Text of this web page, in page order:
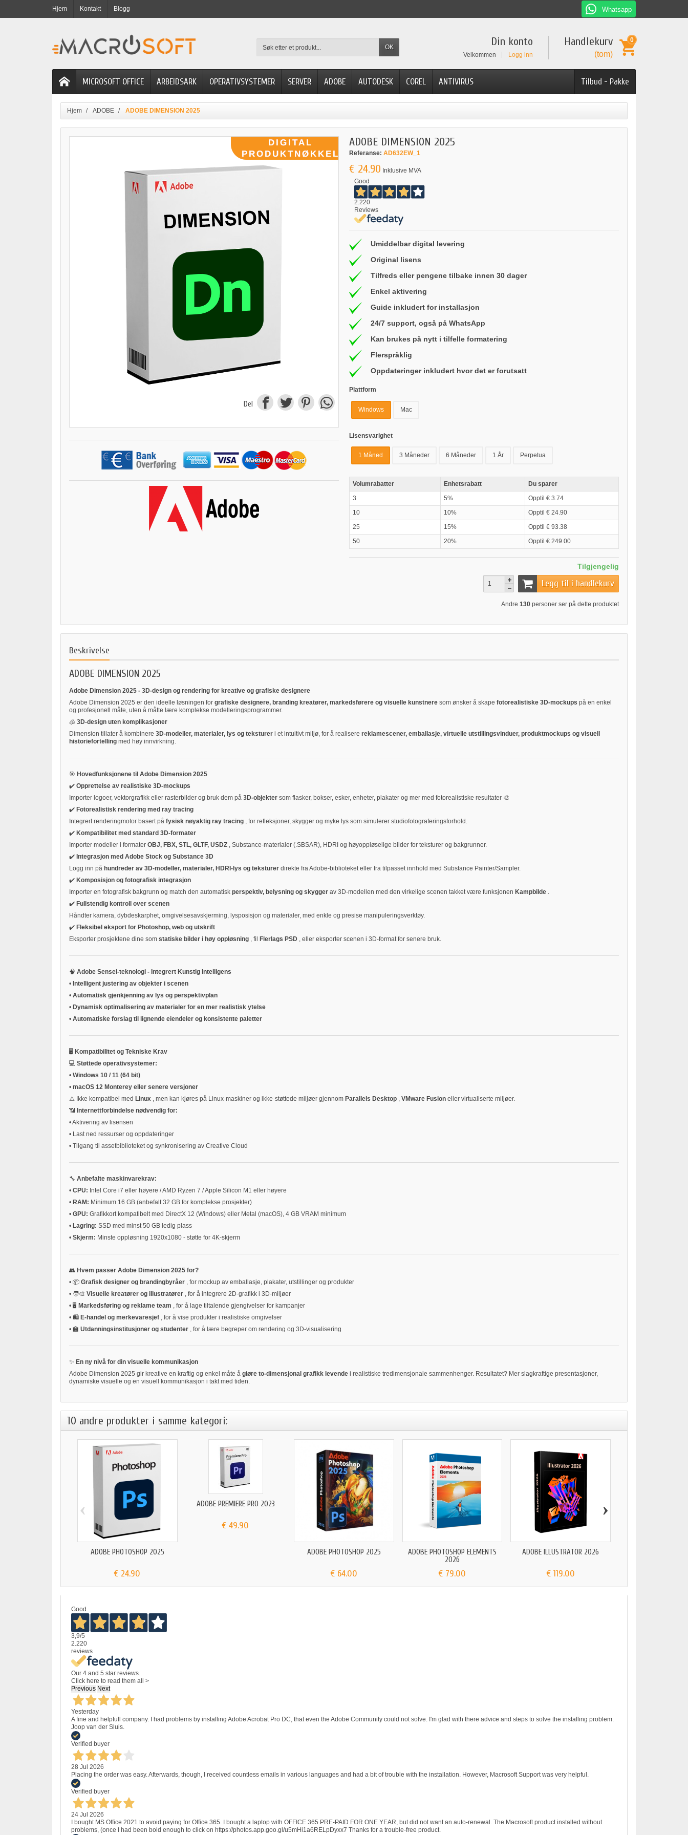
Hjem Kontakt Blogg Whatsapp
OK Handlekurv
(tom)
0
Din konto
Velkommen Logg inn
Tilbud - Pakke
MICROSOFT OFFICE ARBEIDSARK OPERATIVSYSTEMER SERVER ADOBE AUTODESK COREL ANTIVIRUS
Hjem ADOBE ADOBE DIMENSION 2025
Del
ADOBE DIMENSION 2025
Referanse: AD632EW_1
€ 24.90 Inklusive MVA
Good
2.220
Reviews
Umiddelbar digital levering
Original lisens
Tilfreds eller pengene tilbake innen 30 dager
Enkel aktivering
Guide inkludert for installasjon
24/7 support, også på WhatsApp
Kan brukes på nytt i tilfelle formatering
Flerspråklig
Oppdateringer inkludert hvor det er forutsatt
Plattform
Windows Mac
Lisensvarighet
1 Måned 3 Måneder 6 Måneder 1 År Perpetua
Volumrabatter Enhetsrabatt
Du sparer
3
5%
Opptil € 3.74
10
10%
Opptil € 24.90
25
15%
Opptil € 93.38
50
20% Opptil € 249.00
Tilgjengelig
Legg til i handlekurv
Andre 130 personer ser på dette produktet
Beskrivelse
ADOBE DIMENSION 2025
Adobe Dimension 2025 - 3D-design og rendering for kreative og grafiske designere
Adobe Dimension 2025 er den ideelle løsningen for grafiske designere, branding kreatører, markedsførere og visuelle kunstnere som ønsker å skape fotorealistiske 3D-mockups på en enkel
og profesjonell måte, uten å måtte lære komplekse modelleringsprogrammer.
🧊 3D-design uten komplikasjoner
Dimension tillater å kombinere 3D-modeller, materialer, lys og teksturer i et intuitivt miljø, for å realisere reklamescener, emballasje, virtuelle utstillingsvinduer, produktmockups og visuell
historiefortelling med høy innvirkning.
🎯 Hovedfunksjonene til Adobe Dimension 2025
✔️ Opprettelse av realistiske 3D-mockups
Importer logoer, vektorgrafikk eller rasterbilder og bruk dem på 3D-objekter som flasker, bokser, esker, enheter, plakater og mer med fotorealistiske resultater 🎨
✔️ Fotorealistisk rendering med ray tracing
Integrert renderingmotor basert på fysisk nøyaktig ray tracing , for refleksjoner, skygger og myke lys som simulerer studiofotograferingsforhold.
✔️ Kompatibilitet med standard 3D-formater
Importer modeller i formater OBJ, FBX, STL, GLTF, USDZ , Substance-materialer (.SBSAR), HDRI og høyoppløselige bilder for teksturer og bakgrunner.
✔️ Integrasjon med Adobe Stock og Substance 3D
Logg inn på hundreder av 3D-modeller, materialer, HDRI-lys og teksturer direkte fra Adobe-biblioteket eller fra tilpasset innhold med Substance Painter/Sampler.
✔️ Komposisjon og fotografisk integrasjon
Importer en fotografisk bakgrunn og match den automatisk perspektiv, belysning og skygger av 3D-modellen med den virkelige scenen takket være funksjonen Kampbilde .
✔️ Fullstendig kontroll over scenen
Håndter kamera, dybdeskarphet, omgivelsesavskjerming, lysposisjon og materialer, med enkle og presise manipuleringsverktøy.
✔️ Fleksibel eksport for Photoshop, web og utskrift
Eksporter prosjektene dine som statiske bilder i høy oppløsning , fil Flerlags PSD , eller eksporter scenen i 3D-format for senere bruk.
🧠 Adobe Sensei-teknologi - Integrert Kunstig Intelligens
• Intelligent justering av objekter i scenen
• Automatisk gjenkjenning av lys og perspektivplan
• Dynamisk optimalisering av materialer for en mer realistisk ytelse
• Automatiske forslag til lignende eiendeler og konsistente paletter
🖥️ Kompatibilitet og Tekniske Krav
💻 Støttede operativsystemer:
• Windows 10 / 11 (64 bit)
• macOS 12 Monterey eller senere versjoner
⚠️ Ikke kompatibel med Linux , men kan kjøres på Linux-maskiner og ikke-støttede miljøer gjennom Parallels Desktop , VMware Fusion eller virtualiserte miljøer.
📶
Internettforbindelse nødvendig for:
•Aktivering av lisensen
• Last ned ressurser og oppdateringer
• Tilgang til assetbiblioteket og synkronisering av Creative Cloud
🔧 Anbefalte maskinvarekrav:
• CPU: Intel Core i7 eller høyere / AMD Ryzen 7 / Apple Silicon M1 eller høyere
• RAM: Minimum 16 GB (anbefalt 32 GB for komplekse prosjekter)
• GPU: Grafikkort kompatibelt med DirectX 12 (Windows) eller Metal (macOS), 4 GB VRAM minimum
• Lagring: SSD med minst 50 GB ledig plass
• Skjerm: Minste oppløsning 1920x1080 - støtte for 4K-skjerm
👥 Hvem passer Adobe Dimension 2025 for?
• 📦 Grafisk designer og brandingbyråer , for mockup av emballasje, plakater, utstillinger og produkter
• 🧑‍🎨 Visuelle kreatører og illustratører , for å integrere 2D-grafikk i 3D-miljøer
• 🖥️ Markedsføring og reklame team , for å lage tiltalende gjengivelser for kampanjer
• 🛍️ E-handel og merkevaresjef , for å vise produkter i realistiske omgivelser
• 🏫 Utdanningsinstitusjoner og studenter , for å lære begreper om rendering og 3D-visualisering
✨ En ny nivå for din visuelle kommunikasjon
Adobe Dimension 2025 gir kreative en kraftig og enkel måte å giøre to-dimensjonal grafikk levende i realistiske tredimensjonale sammenhenger. Resultatet? Mer slagkraftige presentasjoner,
dynamiske visuelle og en visuell kommunikasjon i takt med tiden.
10 andre produkter i samme kategori:
ADOBE PHOTOSHOP 2025
€ 24.90
ADOBE PREMIERE PRO 2023
€ 49.90
ADOBE PHOTOSHOP 2025
€ 64.00
ADOBE PHOTOSHOP ELEMENTS
2026
€ 79.00
ADOBE ILLUSTRATOR 2026
€ 119.00
‹ ›
Good
3,9/5
2.220
reviews
Our 4 and 5 star reviews.
Click here to read them all >
Previous Next
Yesterday
A fine and helpfull company. I had problems by installing Adobe Acrobat Pro DC, that even the Adobe Community could not solve. I'm glad with there advice and steps to solve the installing problem.
Joop van der Sluis.
Verified buyer
28 Jul 2026
Placing the order was easy. Afterwards, though, I received countless emails in various languages and had a bit of trouble with the installation. However, Macrosoft Support was very helpful.
Verified buyer
24 Jul 2026
I bought MS Office 2021 to avoid paying for Office 365. I bought a laptop with OFFICE 365 PRE-PAID FOR ONE YEAR, but did not want an auto-renewal. The Macrosoft product installed without
problems, (once I had been bold enough to click on https://photos.app.goo.gl/u5mHi1a6RELpDyxx7 Thanks for a trouble-free product.